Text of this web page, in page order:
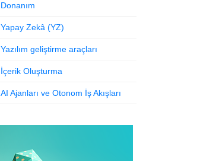
Donanım
Yapay Zekâ (YZ)
Yazılım geliştirme araçları
İçerik Oluşturma
AI Ajanları ve Otonom İş Akışları